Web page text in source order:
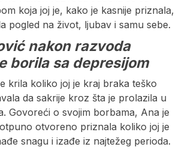
koja joj je, kako je kasnije priznala,
pogled na život, ljubav i samu sebe.
nakon razvoda
borila sa depresijom
krila koliko joj je kraj braka teško
da sakrije kroz šta je prolazila u
Govoreći o svojim borbama, Ana je
otvoreno priznala koliko joj je
snagu i izađe iz najtežeg perioda.